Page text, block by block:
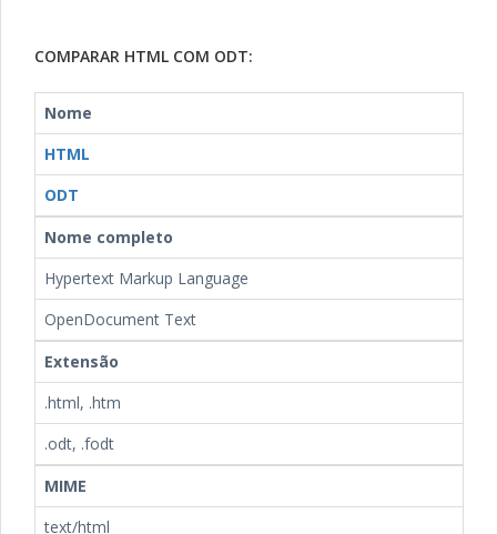
COMPARAR HTML COM ODT:
Nome
HTML
ODT
Nome completo
Hypertext Markup Language
OpenDocument Text
Extensão
.html, .htm
.odt, .fodt
MIME
text/html